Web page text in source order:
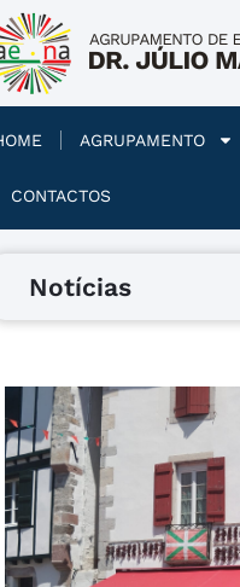
AGRUPAMENTO
CONTACTOS
Notícias